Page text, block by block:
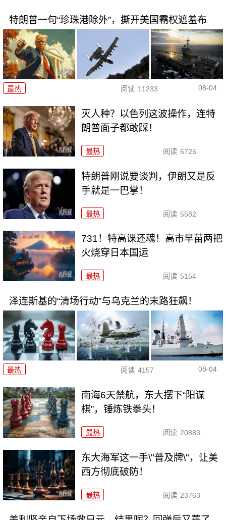
特朗普一句“珍珠港除外”，撕开美国霸权遮羞布
最热 阅读 11233 08-04
灭人种？以色列这波操作，连特
朗普面子都敢踩！
最热 阅读 6725
特朗普刚说要谈判，伊朗又是反
手就是一巴掌！
最热 阅读 5582
731！特高课还魂！高市早苗两把
火烧穿日本国运
最热 阅读 5154
泽连斯基的“清场行动”与乌克兰的末路狂飙！
最热 阅读 4157 08-04
南海6天禁航，东大摆下“阳谋
棋”，锤炼铁拳头！
最热 阅读 20883
东大海军这一手\"普及牌\"，让美
西方彻底破防！
最热 阅读 23763